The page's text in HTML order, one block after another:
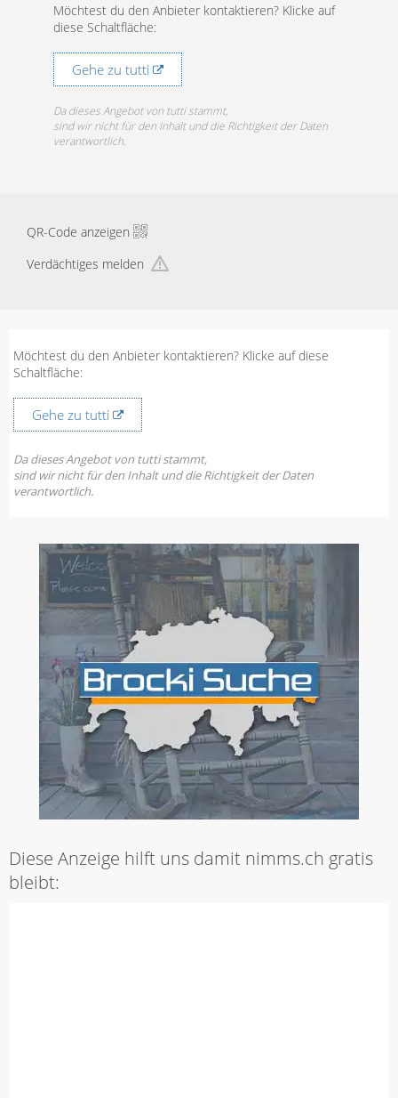
Möchtest du den Anbieter kontaktieren? Klicke auf
diese Schaltfläche:
Gehe zu tutti
Da dieses Angebot von tutti stammt,
sind wir nicht für den Inhalt und die Richtigkeit der Daten
verantwortlich.
QR-Code anzeigen
Verdächtiges melden
Möchtest du den Anbieter kontaktieren? Klicke auf diese
Schaltfläche:
Gehe zu tutti
Da dieses Angebot von tutti stammt,
sind wir nicht für den Inhalt und die Richtigkeit der Daten
verantwortlich.
Diese Anzeige hilft uns damit nimms.ch gratis
bleibt: